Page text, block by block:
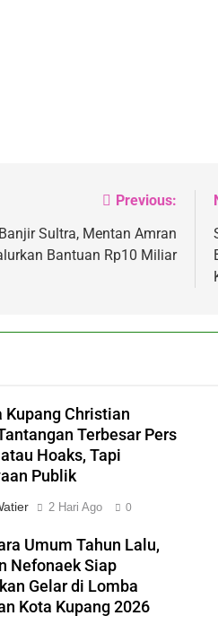
Previous:
Sultra, Mentan Amran
Bantuan Rp10 Miliar
Kupang Christian
Terbesar Pers
Hoaks, Tapi
Publik
2 Hari Ago 0
Umum Tahun Lalu,
Nefonaek Siap
Gelar di Lomba
Kota Kupang 2026